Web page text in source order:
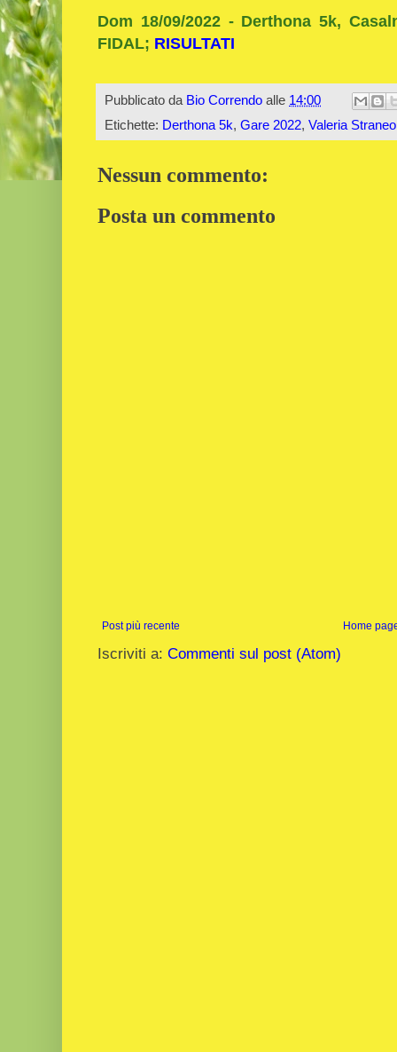
Dom 18/09/2022 - Derthona 5k,
FIDAL; RISULTATI
Pubblicato da Bio Correndo alle 14:00
Etichette: Derthona 5k, Gare 2022, Valeria Straneo
Nessun commento:
Posta un commento
Post più recente Home
Iscriviti a: Commenti sul post (Atom)